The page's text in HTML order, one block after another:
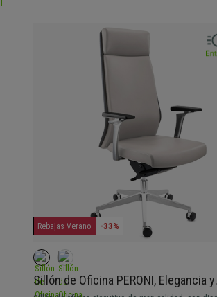
Rebajas Verano -33%
Sillón de Oficina PERONI, Elegancia y